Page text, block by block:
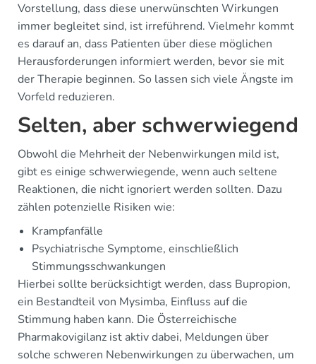
Vorstellung, dass diese unerwünschten Wirkungen
immer begleitet sind, ist irreführend. Vielmehr kommt
es darauf an, dass Patienten über diese möglichen
Herausforderungen informiert werden, bevor sie mit
der Therapie beginnen. So lassen sich viele Ängste im
Vorfeld reduzieren.
Selten, aber schwerwiegend
Obwohl die Mehrheit der Nebenwirkungen mild ist,
gibt es einige schwerwiegende, wenn auch seltene
Reaktionen, die nicht ignoriert werden sollten. Dazu
zählen potenzielle Risiken wie:
Krampfanfälle
Psychiatrische Symptome, einschließlich
Stimmungsschwankungen
Hierbei sollte berücksichtigt werden, dass Bupropion,
ein Bestandteil von Mysimba, Einfluss auf die
Stimmung haben kann. Die Österreichische
Pharmakovigilanz ist aktiv dabei, Meldungen über
solche schweren Nebenwirkungen zu überwachen, um